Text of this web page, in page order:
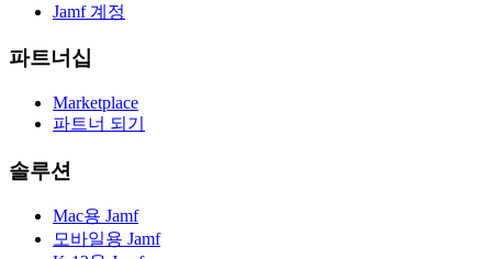
Jamf 계정
파트너십
Marketplace
파트너 되기
솔루션
Mac용 Jamf
모바일용 Jamf